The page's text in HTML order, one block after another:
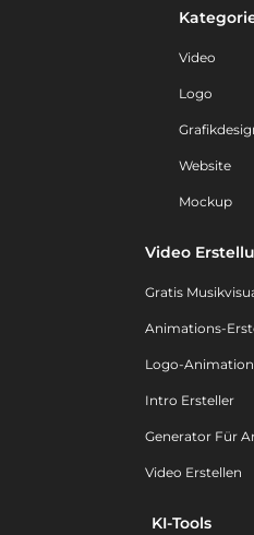
Video
Logo
Website
Mockup
Video
Gratis
Animations-
Logo-Animation
Intro Ersteller
Generator Für
Video Erstellen
KI-Tools